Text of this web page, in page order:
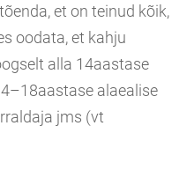
et on teinud kõik,
oodata, et kahju
alla 14aastase
alaealise
jms (vt